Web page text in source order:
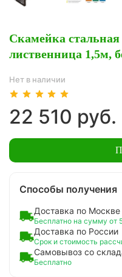
Скамейка
лиственница 1,5м,
Нет в наличии
22 510 руб.
Способы получения
Доставка по Москве
Бесплатно на сумму от
Доставка по России
Срок и стоимость
Самовывоз со
Бесплатно